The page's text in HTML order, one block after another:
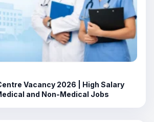
Vacancy 2026 | High Salary
and Non-Medical Jobs